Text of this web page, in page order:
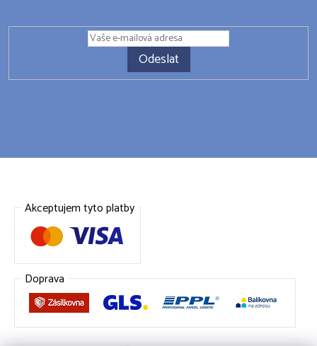
Odeslat
Akceptujem tyto platby
Doprava